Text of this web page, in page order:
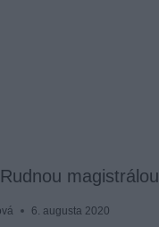
magistrálou
6. augusta 2020